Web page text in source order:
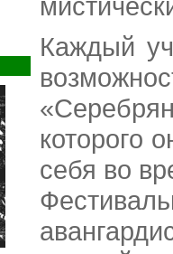
Каждый
которого
себя во